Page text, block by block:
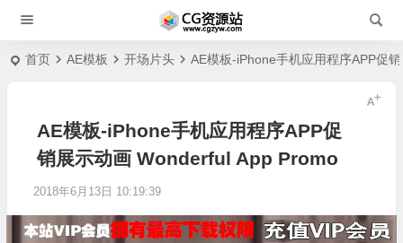
首页 AE模板 开场片头 AE模板-iPhone手机应用程序APP促
AE模板-iPhone手机应用程序APP促
销展示动画 Wonderful App Promo
2018年6月13日 10:19:39